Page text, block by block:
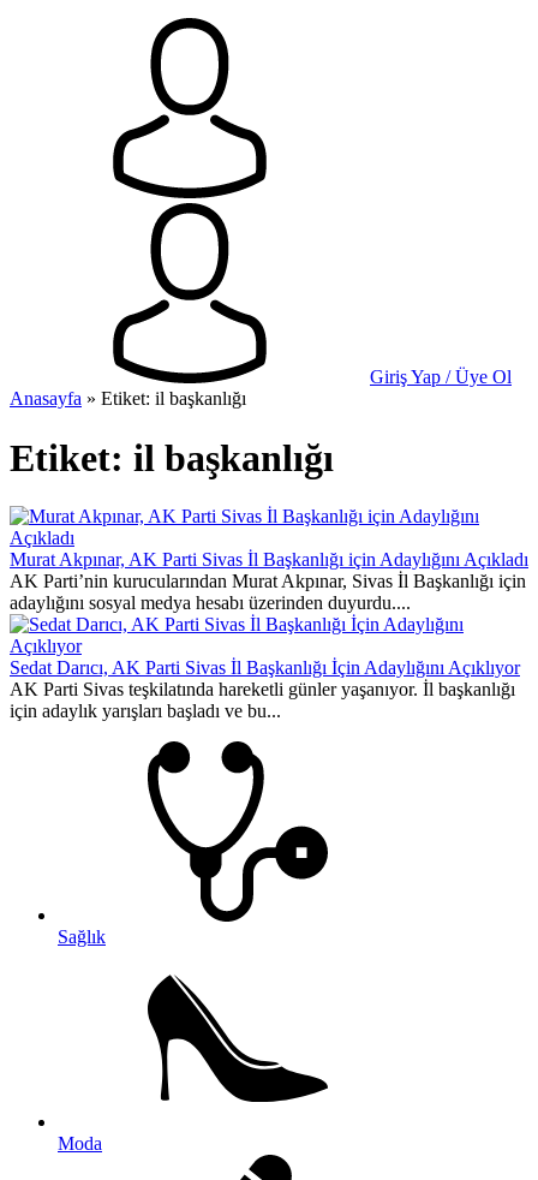
Giriş Yap / Üye Ol
Anasayfa » Etiket: il başkanlığı
Etiket: il başkanlığı
Murat Akpınar, AK Parti Sivas İl Başkanlığı için Adaylığını Açıkladı
AK Parti’nin kurucularından Murat Akpınar, Sivas İl Başkanlığı için
adaylığını sosyal medya hesabı üzerinden duyurdu....
Sedat Darıcı, AK Parti Sivas İl Başkanlığı İçin Adaylığını Açıklıyor
AK Parti Sivas teşkilatında hareketli günler yaşanıyor. İl başkanlığı
için adaylık yarışları başladı ve bu...
Sağlık
Moda